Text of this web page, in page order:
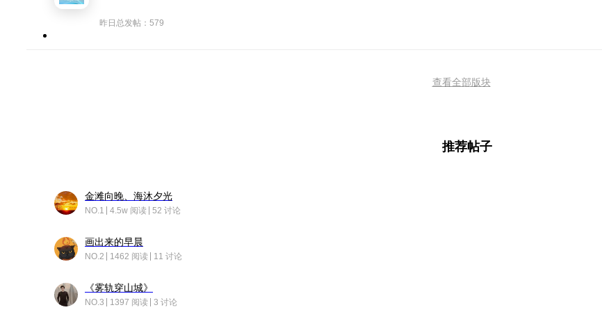
昨日总发帖：579
查看全部版块
推荐帖子
金滩向晚、海沐夕光
NO.1 4.5w 阅读 52 讨论
画出来的早晨
NO.2 1462 阅读 11 讨论
《雾轨穿山城》
NO.3 1397 阅读 3 讨论